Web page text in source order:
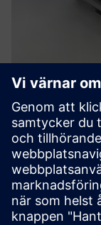
Santon
Genom att
(IEC61439) kan
ny ACB, så att
Läs mer